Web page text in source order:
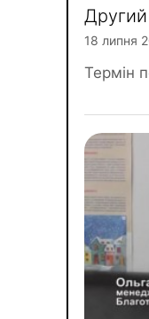
Другий
18 липня
Термін